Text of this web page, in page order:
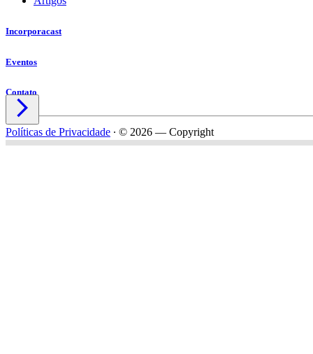
Incorporacast
Eventos
Contato

Políticas de Privacidade ∙ © 2026 — Copyright